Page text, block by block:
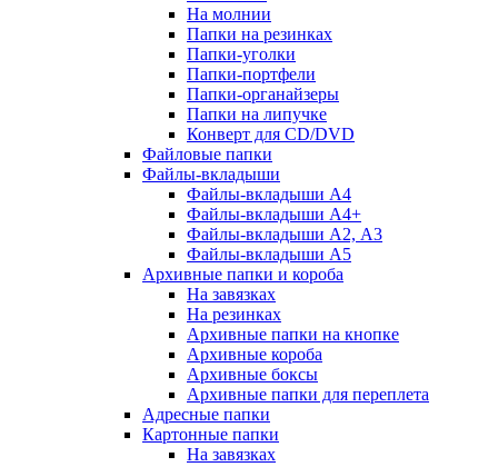
На молнии
Папки на резинках
Папки-уголки
Папки-портфели
Папки-органайзеры
Папки на липучке
Конверт для CD/DVD
Файловые папки
Файлы-вкладыши
Файлы-вкладыши А4
Файлы-вкладыши А4+
Файлы-вкладыши А2, А3
Файлы-вкладыши А5
Архивные папки и короба
На завязках
На резинках
Архивные папки на кнопке
Архивные короба
Архивные боксы
Архивные папки для переплета
Адресные папки
Картонные папки
На завязках